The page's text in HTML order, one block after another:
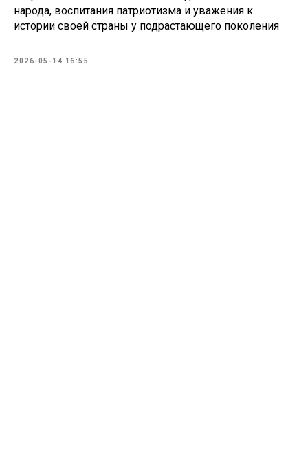
народа, воспитания патриотизма и уважения к
истории своей страны у подрастающего поколения
2026-05-14 16:55